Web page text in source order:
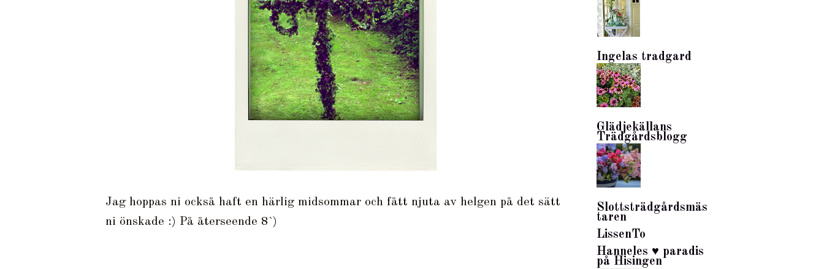
Jag hoppas ni också haft en härlig midsommar och fått njuta av helgen på det sätt
ni önskade :) På återseende 8`)
Ingelas tradgard
Glädjekällans
Trädgårdsblogg
Slottsträdgårdsmäs
taren
LissenTo
Hanneles ♥ paradis
på Hisingen